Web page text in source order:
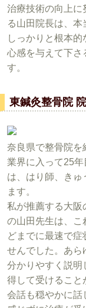
治療技術の向上に
る山田院長は、本
しっかりと根本
心感を与えて下さ
す。
東鍼灸整骨院
奈良県で整骨院を
業界に入って25
は、はり師、きゅ
ます。
私が推薦する大阪
の山田先生は、こ
どまでに最速で症
せんでした。あら
分かりやすく説明
得して受けること
会話も穏やかに話